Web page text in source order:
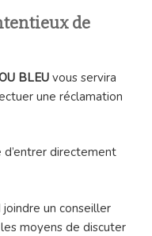
de
BLEU vous servira
une réclamation
d’entrer directement
joindre un conseiller
moyens de discuter